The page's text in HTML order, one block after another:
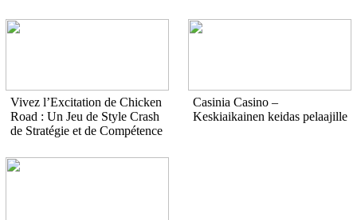
Vivez l’Excitation de Chicken
Road : Un Jeu de Style Crash
de Stratégie et de Compétence
Casinia Casino –
Keskiaikainen keidas pelaajille